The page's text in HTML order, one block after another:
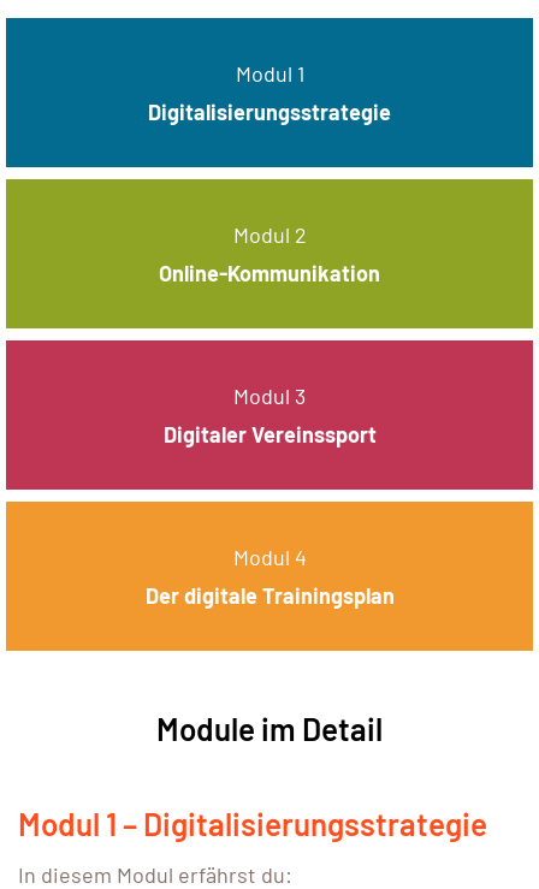
Modul 1
Digitalisierungsstrategie
Modul 2
Online-Kommunikation
Modul 3
Digitaler Vereinssport
Modul 4
Der digitale Trainingsplan
Module im Detail
Modul 1 – Digitalisierungsstrategie
In diesem Modul erfährst du: